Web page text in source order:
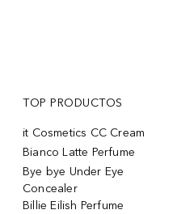
TOP PRODUCTOS
it Cosmetics CC Cream
Bianco Latte Perfume
Bye bye Under Eye
Concealer
Billie Eilish Perfume